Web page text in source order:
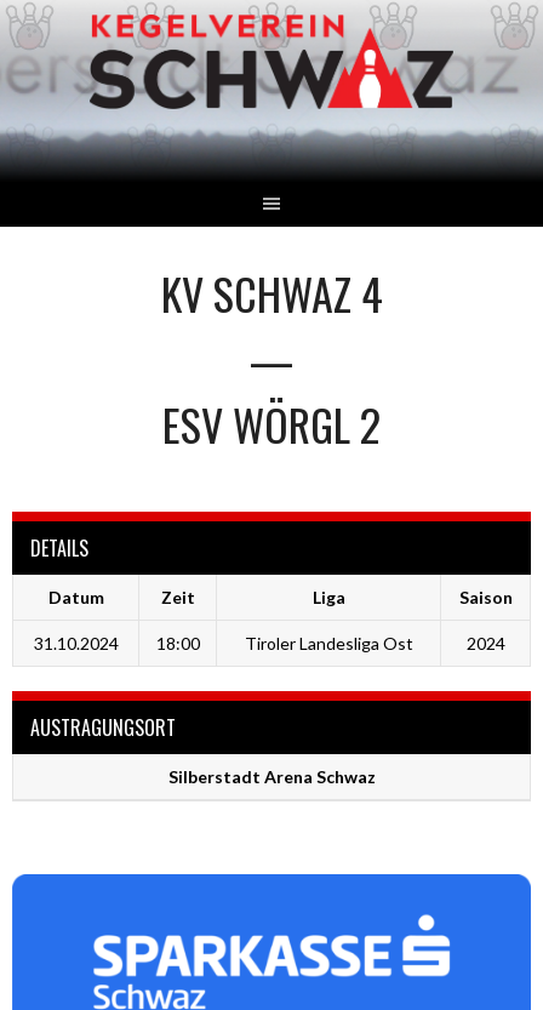
Springe
zum
Inhalt
KV SCHWAZ 4
—
ESV WÖRGL 2
DETAILS
Datum Zeit Liga Saison
31.10.2024 18:00 Tiroler Landesliga Ost 2024
AUSTRAGUNGSORT
Silberstadt Arena Schwaz